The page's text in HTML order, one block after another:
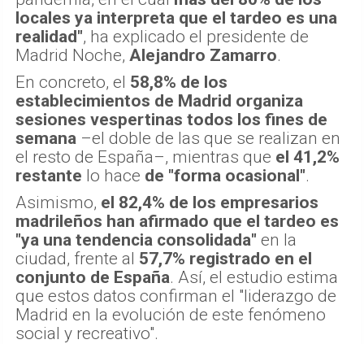
locales ya interpreta que el tardeo es una
realidad", ha explicado el presidente de
Madrid Noche, Alejandro Zamarro.
En concreto, el 58,8% de los
establecimientos de Madrid organiza
sesiones vespertinas todos los fines de
semana –el doble de las que se realizan en
el resto de España–, mientras que el 41,2%
restante lo hace de "forma ocasional".
Asimismo, el 82,4% de los empresarios
madrileños han afirmado que el tardeo es
"ya una tendencia consolidada" en la
ciudad, frente al 57,7% registrado en el
conjunto de España. Así, el estudio estima
que estos datos confirman el "liderazgo de
Madrid en la evolución de este fenómeno
social y recreativo".